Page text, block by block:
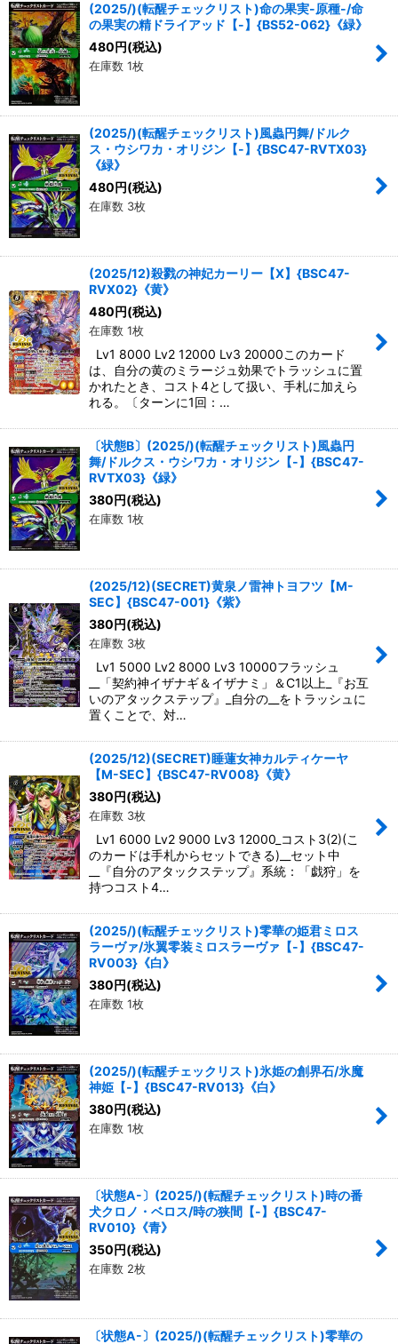
(2025/)(転醒チェックリスト)命の果実-原種-/命
の果実の精ドライアッド【-】{BS52-062}《緑》
480円(税込)
在庫数 1枚
(2025/)(転醒チェックリスト)風蟲円舞/ドルク
ス・ウシワカ・オリジン【-】{BSC47-RVTX03}
《緑》
480円(税込)
在庫数 3枚
(2025/12)殺戮の神妃カーリー【X】{BSC47-
RVX02}《黄》
480円(税込)
在庫数 1枚
Lv1 8000 Lv2 12000 Lv3 20000このカード
は、自分の黄のミラージュ効果でトラッシュに置
かれたとき、コスト4として扱い、手札に加えら
れる。〔ターンに1回：…
〔状態B〕(2025/)(転醒チェックリスト)風蟲円
舞/ドルクス・ウシワカ・オリジン【-】{BSC47-
RVTX03}《緑》
380円(税込)
在庫数 1枚
(2025/12)(SECRET)黄泉ノ雷神トヨフツ【M-
SEC】{BSC47-001}《紫》
380円(税込)
在庫数 3枚
Lv1 5000 Lv2 8000 Lv3 10000フラッシュ
__「契約神イザナギ＆イザナミ」＆C1以上_『お互
いのアタックステップ』_自分の__をトラッシュに
置くことで、対…
(2025/12)(SECRET)睡蓮女神カルティケーヤ
【M-SEC】{BSC47-RV008}《黄》
380円(税込)
在庫数 3枚
Lv1 6000 Lv2 9000 Lv3 12000_コスト3(2)(こ
のカードは手札からセットできる)__セット中
__『自分のアタックステップ』系統：「戯狩」を
持つコスト4…
(2025/)(転醒チェックリスト)零華の姫君ミロス
ラーヴァ/氷翼零装ミロスラーヴァ【-】{BSC47-
RV003}《白》
380円(税込)
在庫数 1枚
(2025/)(転醒チェックリスト)氷姫の創界石/氷魔
神姫【-】{BSC47-RV013}《白》
380円(税込)
在庫数 1枚
〔状態A-〕(2025/)(転醒チェックリスト)時の番
犬クロノ・ベロス/時の狭間【-】{BSC47-
RV010}《青》
350円(税込)
在庫数 2枚
〔状態A-〕(2025/)(転醒チェックリスト)零華の